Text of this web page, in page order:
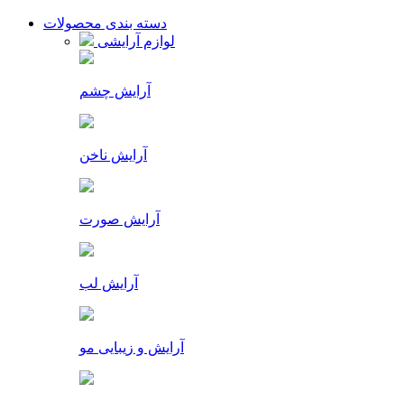
دسته بندی محصولات
لوازم آرایشی
آرایش چشم
آرایش ناخن
آرایش صورت
آرایش لب
آرایش و زیبایی مو